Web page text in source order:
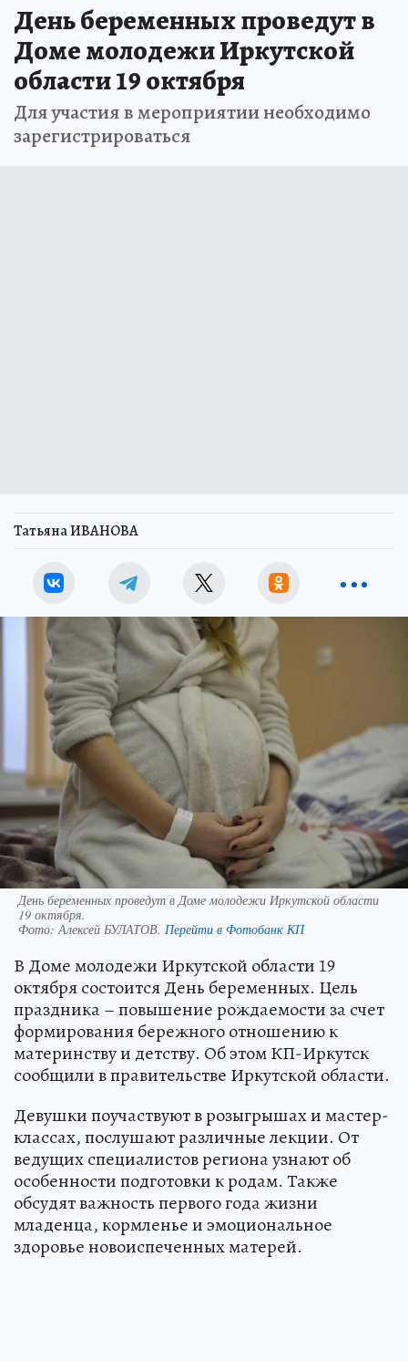
День беременных проведут в
Доме молодежи Иркутской
области 19 октября
Для участия в мероприятии необходимо
зарегистрироваться
Татьяна ИВАНОВА
День беременных проведут в Доме молодежи Иркутской области
19 октября.
Фото:Алексей БУЛАТОВ. Перейти в Фотобанк КП
В Доме молодежи Иркутской области 19
октября состоится День беременных. Цель
праздника – повышение рождаемости за счет
формирования бережного отношению к
материнству и детству. Об этом КП-Иркутск
сообщили в правительстве Иркутской области.
Девушки поучаствуют в розыгрышах и мастер-
классах, послушают различные лекции. От
ведущих специалистов региона узнают об
особенности подготовки к родам. Также
обсудят важность первого года жизни
младенца, кормленье и эмоциональное
здоровье новоиспеченных матерей.